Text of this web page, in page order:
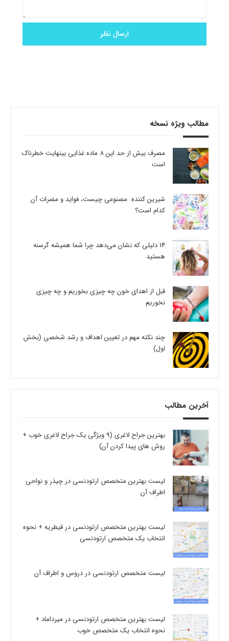
مطالب ویژه نسخه
مصرف بیش از حد این 8 ماده غذایی بینهایت خطرناک
است
شیرین کننده مصنوعی چیست، فواید و مضرات آن
کدام است؟
14 دلیلی که نشان می‌دهد چرا شما همیشه گرسنه
هستید
قبل از اهدای خون چه چیزی بخوریم و چه چیزی
نخوریم
چند نکته مهم در تعیین اهداف و رشد شخصی (بخش
اول)
آخرین مطالب
بهترین جراح لاغری (9 ویژگی یک جراح لاغری خوب +
روش های پیدا کردن آن)
لیست بهترین متخصص ارتودنسی در چیذر و نواحی
اطراف آن
لیست بهترین متخصص ارتودنسی در قیطریه + نحوه
انتخاب یک متخصص ارتودنسی
لیست متخصص ارتودنسی در دروس و اطراف آن
لیست بهترین متخصص ارتودنسی در میرداماد +
نحوه انتخاب یک متخصص خوب